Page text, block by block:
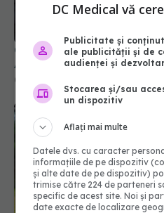
Colebil și Panzcebil,
ANMDMR explică de ce a
06 aug 2026, 16:37
DC Medical vă
Publicitate și
ale publicității și de
audienței și
Stocarea și/sau
un dispozitiv
Aflați mai multe
Datele dvs. cu caracter
informațiile de pe dispozitiv
și alte date de pe dispozitiv)
trimise către 224 de parteneri
specific de acest site. Noi și
date exacte de localizare